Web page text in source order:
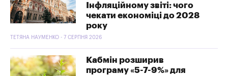
Інфляційному звіті: чого
чекати економіці до 2028
року
ТЕТЯНА НАУМЕНКО - 7 СЕРПНЯ 2026
Кабмін розширив
програму «5-7-9%» для